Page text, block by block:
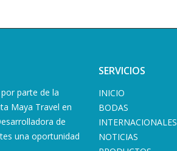
parte de la
Maya Travel en
de
una oportunidad
SERVICIOS
INICIO
BODAS
INTERNACIONALES
NOTICIAS